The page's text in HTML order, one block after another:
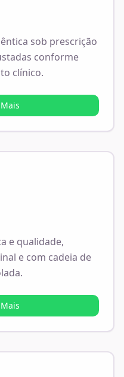
sob prescrição
conforme
clínico.
e qualidade,
e com cadeia de